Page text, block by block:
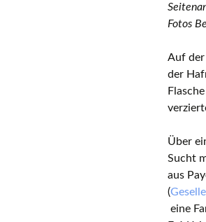
Fotos
Auf der
der
Über
Sucht
aus
(
eine